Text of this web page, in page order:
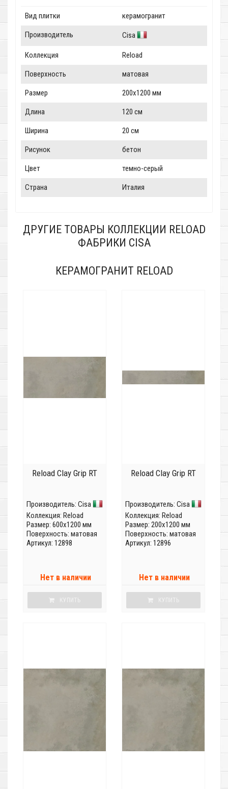
Вид плитки керамогранит
Производитель Cisa
Коллекция Reload
Поверхность матовая
Размер 200x1200 мм
Длина 120 см
Ширина 20 см
Рисунок бетон
Цвет темно-серый
Страна Италия
ДРУГИЕ ТОВАРЫ КОЛЛЕКЦИИ RELOAD
ФАБРИКИ CISA
КЕРАМОГРАНИТ RELOAD
Reload Clay Grip RT
Производитель: Cisa
Коллекция: Reload
Размер: 600x1200 мм
Поверхность: матовая
Артикул: 12898
Нет в наличии
КУПИТЬ
Reload Clay Grip RT
Производитель: Cisa
Коллекция: Reload
Размер: 200x1200 мм
Поверхность: матовая
Артикул: 12896
Нет в наличии
КУПИТЬ